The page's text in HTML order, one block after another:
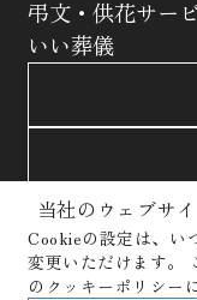
弔文・供花サー
いい葬儀
サイトポリシー
当社のウェブサ
Cookieの設定は、い
変更いただけます。
のクッキーポリシー